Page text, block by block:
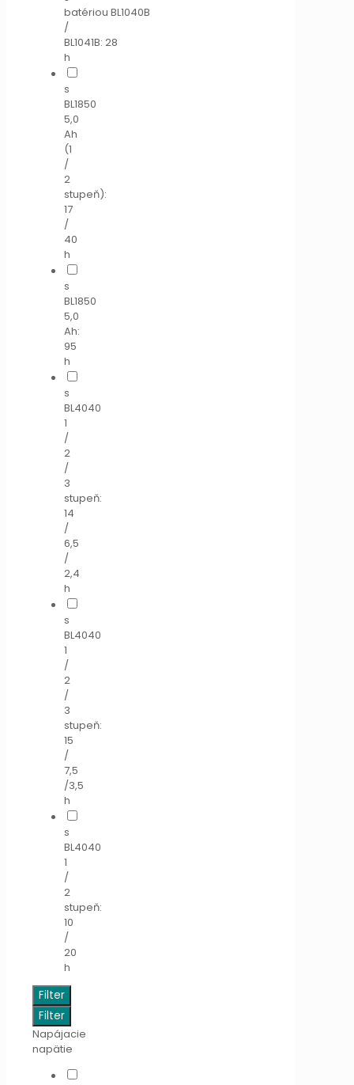
batériou BL1040B
/
BL1041B: 28
h
s
BL1850
5,0
Ah
(1
/
2
stupeň):
17
/
40
h
s
BL1850
5,0
Ah:
95
h
s
BL4040
1
/
2
/
3
stupeň:
14
/
6,5
/
2,4
h
s
BL4040
1
/
2
/
3
stupeň:
15
/
7,5
/3,5
h
s
BL4040
1
/
2
stupeň:
10
/
20
h
Filter
Filter
Napájacie
napätie